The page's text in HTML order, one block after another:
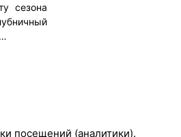
сезона
посещений (аналитики).